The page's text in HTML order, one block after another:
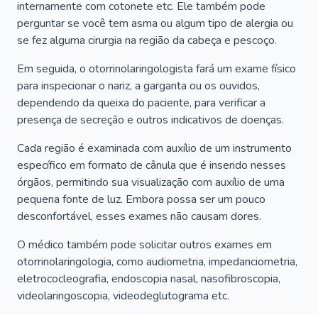
internamente com cotonete etc. Ele também pode
perguntar se você tem asma ou algum tipo de alergia ou
se fez alguma cirurgia na região da cabeça e pescoço.
Em seguida, o otorrinolaringologista fará um exame físico
para inspecionar o nariz, a garganta ou os ouvidos,
dependendo da queixa do paciente, para verificar a
presença de secreção e outros indicativos de doenças.
Cada região é examinada com auxílio de um instrumento
específico em formato de cânula que é inserido nesses
órgãos, permitindo sua visualização com auxílio de uma
pequena fonte de luz. Embora possa ser um pouco
desconfortável, esses exames não causam dores.
O médico também pode solicitar outros exames em
otorrinolaringologia, como audiometria, impedanciometria,
eletrococleografia, endoscopia nasal, nasofibroscopia,
videolaringoscopia, videodeglutograma etc.